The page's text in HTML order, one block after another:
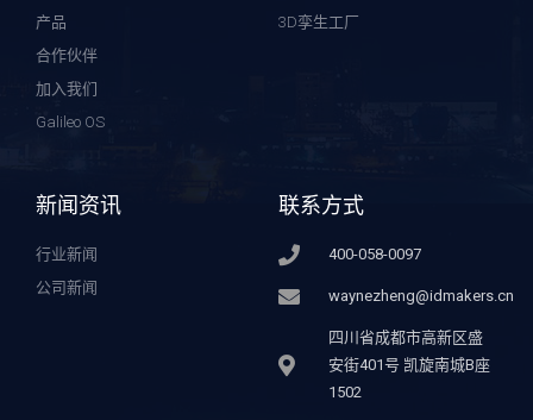
产品
合作伙伴
加入我们
Galileo OS
3D孪生工厂
新闻资讯
行业新闻
公司新闻
联系方式
400-058-0097
waynezheng@idmakers.cn
四川省成都市高新区盛
安街401号 凯旋南城B座
1502